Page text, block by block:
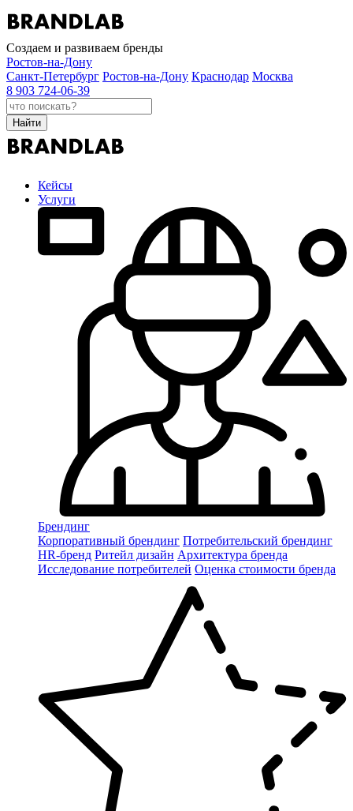
Создаем и развиваем бренды
Ростов-на-Дону
Санкт-Петербург Ростов-на-Дону Краснодар Москва
8 903 724-06-39
Найти
Кейсы
Услуги
Брендинг
Корпоративный брендинг Потребительский брендинг
НR-бренд Ритейл дизайн Архитектура бренда
Исследование потребителей Оценка стоимости бренда